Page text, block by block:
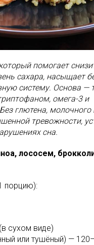
помогает
сахара, насыщает
систему. Основа —
омега-3 и
глютена, молочного
тревожности,
сна.
лососем,
порцию):
сухом виде)
или тушёный) —